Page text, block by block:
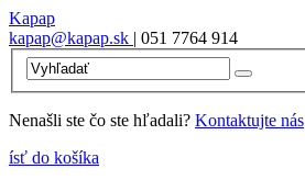
Kapap
kapap@kapap.sk | 051 7764 914
Nenašli ste čo ste hľadali? Kontaktujte nás
ísť do košíka